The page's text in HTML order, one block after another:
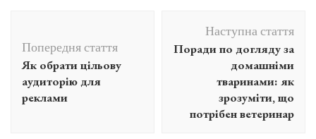
по
запису
Попередня стаття
Як обрати цільову
аудиторію для
реклами
Наступна стаття
Поради по догляду за
домашніми
тваринами: як
зрозуміти, що
потрібен ветеринар